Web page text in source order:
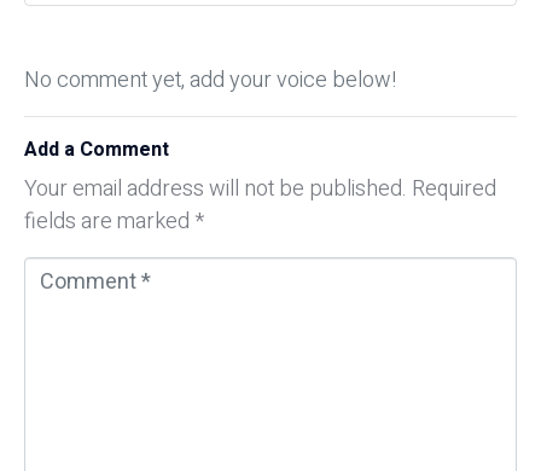
No comment yet, add your voice below!
Add a Comment
Your email address will not be published. Required
fields are marked *